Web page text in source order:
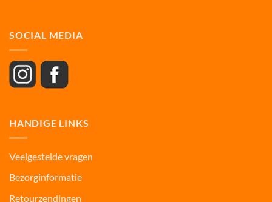
SOCIAL MEDIA
HANDIGE LINKS
Veelgestelde vragen
Bezorginformatie
Retourzendingen